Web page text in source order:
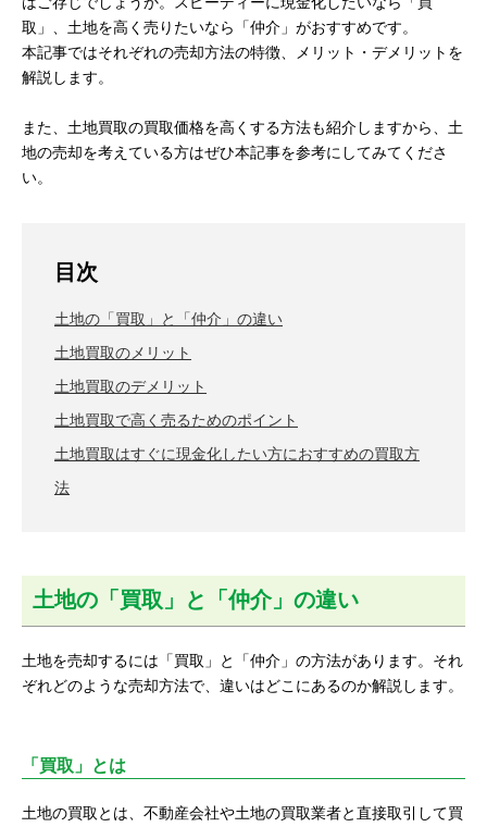
取」、土地を高く売りたいなら「仲介」がおすすめです。
本記事ではそれぞれの売却方法の特徴、メリット・デメリットを
解説します。
また、土地買取の買取価格を高くする方法も紹介しますから、土
地の売却を考えている方はぜひ本記事を参考にしてみてくださ
い。
目次
土地の「買取」と「仲介」の違い
土地買取のメリット
土地買取のデメリット
土地買取で高く売るためのポイント
土地買取はすぐに現金化したい方におすすめの買取方
法
土地の「買取」と「仲介」の違い
土地を売却するには「買取」と「仲介」の方法があります。それ
ぞれどのような売却方法で、違いはどこにあるのか解説します。
「買取」とは
土地の買取とは、不動産会社や土地の買取業者と直接取引して買